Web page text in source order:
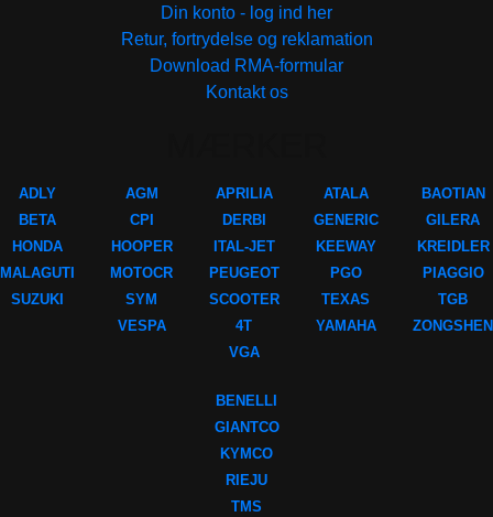
Din konto - log ind her
Retur, fortrydelse og reklamation
Download RMA-formular
Kontakt os
ADLY
BETA
HONDA
MALAGUTI
SUZUKI
AGM
CPI
HOOPER
MOTOCR
SYM
VESPA
APRILIA
DERBI
ITAL-JET
PEUGEOT
SCOOTER
4T
VGA
ATALA
GENERIC
KEEWAY
PGO
TEXAS
YAMAHA
BAOTIAN
GILERA
KREIDLER
PIAGGIO
TGB
ZONGSHEN
BENELLI
GIANTCO
KYMCO
RIEJU
TMS